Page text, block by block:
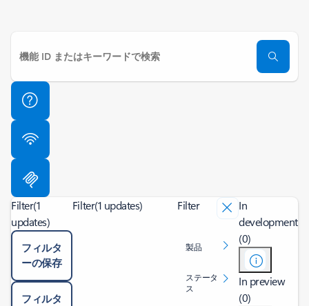
Filter(1
updates)
フィルタ
ーの保存
フィルタ
Filter(1 updates) Filter
製品
ステータ
ス
In
development
(0)
In preview
(0)